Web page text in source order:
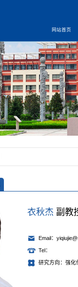
网站首页
衣秋杰 副教
Email：
Tel：
研究方向：强化